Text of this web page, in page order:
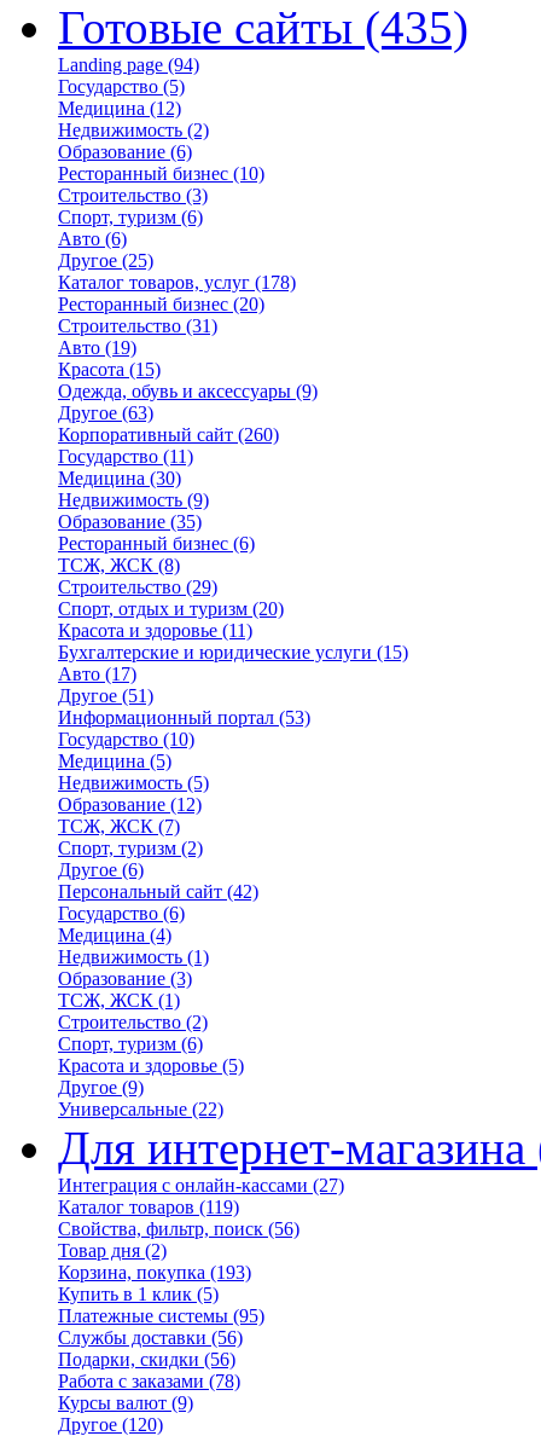
Готовые сайты (435)
Landing page (94)
Государство (5)
Медицина (12)
Недвижимость (2)
Образование (6)
Ресторанный бизнес (10)
Строительство (3)
Спорт, туризм (6)
Авто (6)
Другое (25)
Каталог товаров, услуг (178)
Ресторанный бизнес (20)
Строительство (31)
Авто (19)
Красота (15)
Одежда, обувь и аксессуары (9)
Другое (63)
Корпоративный сайт (260)
Государство (11)
Медицина (30)
Недвижимость (9)
Образование (35)
Ресторанный бизнес (6)
ТСЖ, ЖСК (8)
Строительство (29)
Спорт, отдых и туризм (20)
Красота и здоровье (11)
Бухгалтерские и юридические услуги (15)
Авто (17)
Другое (51)
Информационный портал (53)
Государство (10)
Медицина (5)
Недвижимость (5)
Образование (12)
ТСЖ, ЖСК (7)
Спорт, туризм (2)
Другое (6)
Персональный сайт (42)
Государство (6)
Медицина (4)
Недвижимость (1)
Образование (3)
ТСЖ, ЖСК (1)
Строительство (2)
Спорт, туризм (6)
Красота и здоровье (5)
Другое (9)
Универсальные (22)
Для интернет-магазина
Интеграция с онлайн-кассами (27)
Каталог товаров (119)
Свойства, фильтр, поиск (56)
Товар дня (2)
Корзина, покупка (193)
Купить в 1 клик (5)
Платежные системы (95)
Службы доставки (56)
Подарки, скидки (56)
Работа с заказами (78)
Курсы валют (9)
Другое (120)